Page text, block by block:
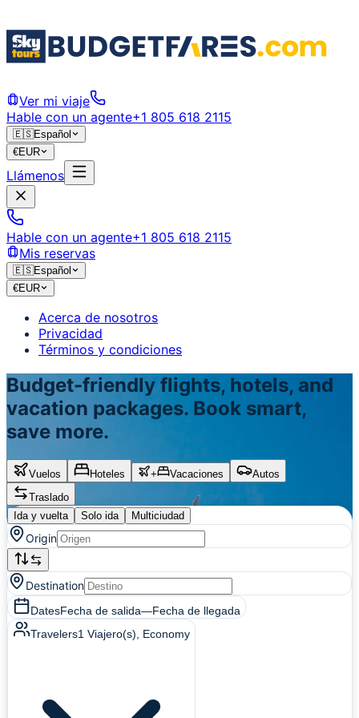
Ver mi viaje
Hable con un agente+1 805 618 2115
🇪🇸Español
€EUR
Llámenos
Hable con un agente+1 805 618 2115
Mis reservas
🇪🇸Español
€EUR
Acerca de nosotros
Privacidad
Términos y condiciones
Budget-friendly flights, hotels, and
vacation packages. Book smart,
save more.
Vuelos Hoteles + Vacaciones
Autos
Traslado
Ida y vuelta
Solo ida Multiciudad
Origin
Destination
DatesFecha de salida—Fecha de llegada
Travelers1 Viajero(s) , Economy